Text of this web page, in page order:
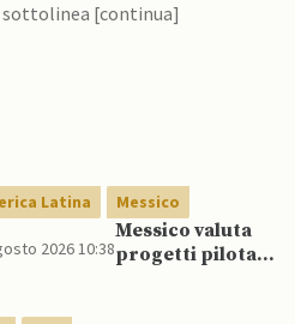
e Israele. Come sottolinea [continua]
Latina Messico
2026 10:38
Messico valuta
progetti pilota